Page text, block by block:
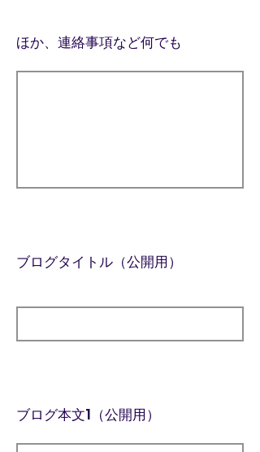
ほか、連絡事項など何でも
ブログタイトル（公開用）
ブログ本文1（公開用）